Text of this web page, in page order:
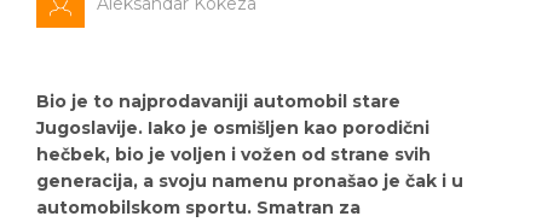
Bio je to najprodavaniji automobil stare
Jugoslavije. Iako je osmišljen kao porodični
hečbek, bio je voljen i vožen od strane svih
generacija, a svoju namenu pronašao je čak i u
automobilskom sportu. Smatran za